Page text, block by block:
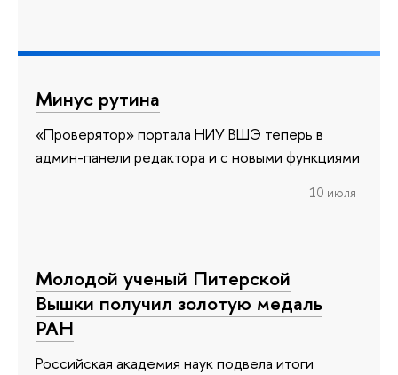
Минус рутина
«Проверятор» портала НИУ ВШЭ теперь в
админ-панели редактора и с новыми функциями
10 июля
Молодой ученый Питерской
Вышки получил золотую медаль
РАН
Российская академия наук подвела итоги